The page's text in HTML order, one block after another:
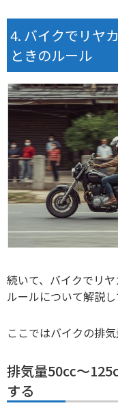
バイクでリヤ
ときのルール
続いて、バイクでリ
ルールについて解説し
ここではバイクの排
排気量50㏄～125
する